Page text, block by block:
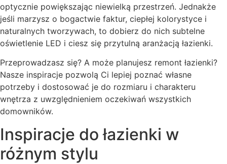
optycznie powiększając niewielką przestrzeń. Jednakże
jeśli marzysz o bogactwie faktur, ciepłej kolorystyce i
naturalnych tworzywach, to dobierz do nich subtelne
oświetlenie LED i ciesz się przytulną aranżacją łazienki.
Przeprowadzasz się? A może planujesz remont łazienki?
Nasze inspiracje pozwolą Ci lepiej poznać własne
potrzeby i dostosować je do rozmiaru i charakteru
wnętrza z uwzględnieniem oczekiwań wszystkich
domowników.
Inspiracje do łazienki w
różnym stylu